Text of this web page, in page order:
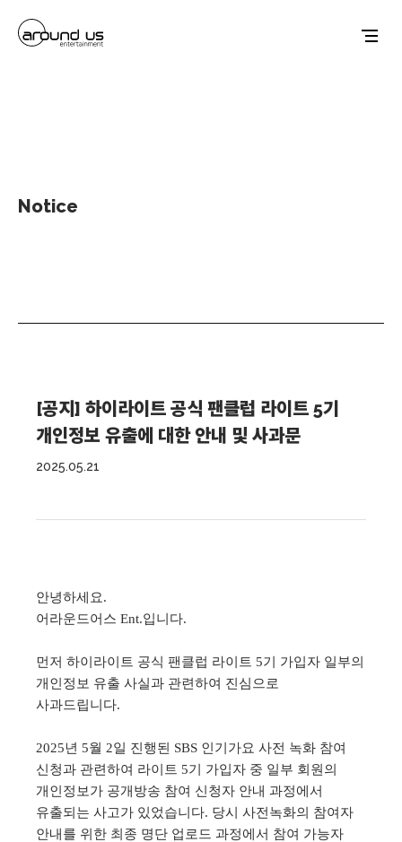
Notice
[공지] 하이라이트 공식 팬클럽 라이트 5기
개인정보 유출에 대한 안내 및 사과문
2025.05.21
안녕하세요.
어라운드어스 Ent.입니다.
먼저 하이라이트 공식 팬클럽 라이트 5기 가입자 일부의
개인정보 유출 사실과 관련하여 진심으로
사과드립니다.
2025년 5월 2일 진행된 SBS 인기가요 사전 녹화 참여
신청과 관련하여 라이트 5기 가입자 중 일부 회원의
개인정보가 공개방송 참여 신청자 안내 과정에서
유출되는 사고가 있었습니다. 당시 사전녹화의 참여자
안내를 위한 최종 명단 업로드 과정에서 참여 가능자